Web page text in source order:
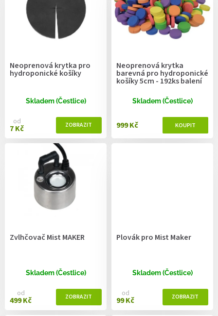
Neoprenová krytka pro
hydroponické košíky
Skladem (Čestlice)
od
7 Kč
Neoprenová krytka
barevná pro hydroponické
košíky 5cm - 192ks balení
Skladem (Čestlice)
999 Kč
Zvlhčovač Mist MAKER
Skladem (Čestlice)
od
499 Kč
Plovák pro Mist Maker
Skladem (Čestlice)
od
99 Kč